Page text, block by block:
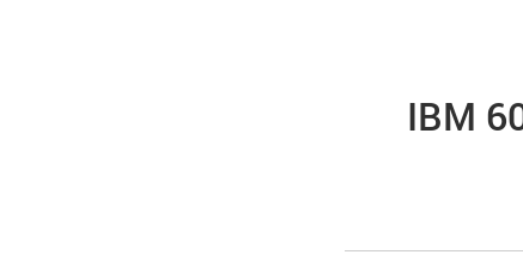
IBM